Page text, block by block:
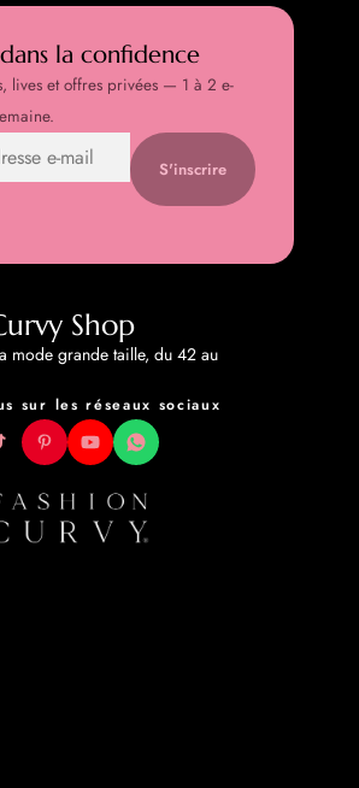
la confidence
lives et offres privées — 1 à 2 e-
S'inscrire
Shop
mode grande taille, du 42 au
sur les réseaux sociaux